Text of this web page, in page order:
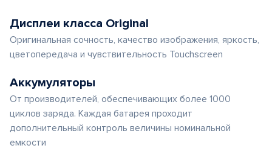
Дисплеи класса Original
Оригинальная сочность, качество изображения, яркость,
цветопередача и чувствительность Touchscreen
Аккумуляторы
От производителей, обеспечивающих более 1000
циклов заряда. Каждая батарея проходит
дополнительный контроль величины номинальной
емкости